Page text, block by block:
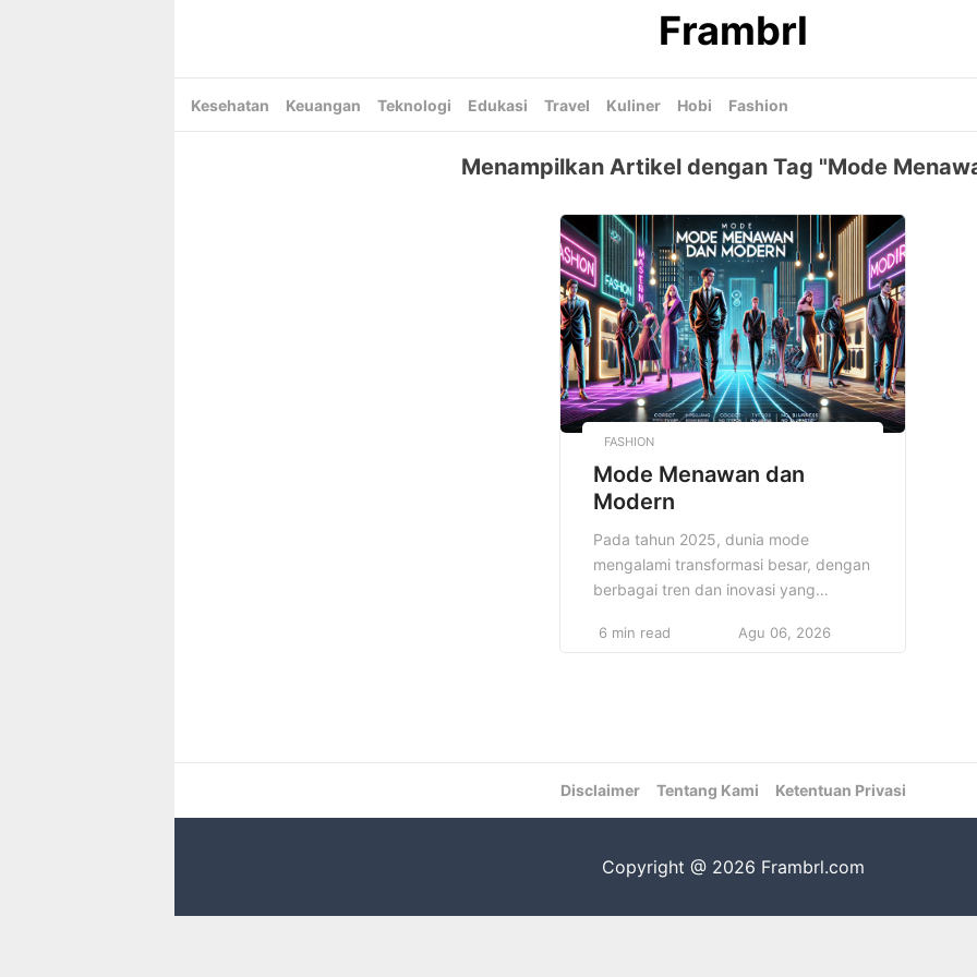
Frambrl
Kesehatan Keuangan Teknologi Edukasi Travel Kuliner Hobi Fashion
Menampilkan Artikel dengan Tag "Mode
FASHION
Mode Menawan dan
Modern
Pada tahun 2025, dunia mode
mengalami transformasi besar, dengan
berbagai tren dan inovasi yang
mengikuti tren semata, tetapi lebih
modern muncul sebagai cara baru
untuk mengekspresikan diri melalui
6 min read Agu 06, 2026
Disclaimer Tentang Kami Ketentuan Privasi
Copyright @ 2026 Frambrl.com